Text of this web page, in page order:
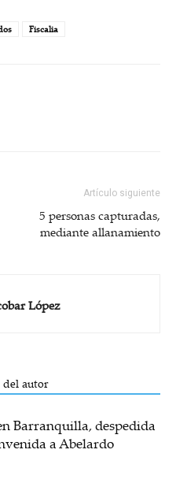
Fiscalia
Artículo siguiente
5 personas capturadas,
mediante allanamiento
López
del autor
Barranquilla, despedida
a Abelardo